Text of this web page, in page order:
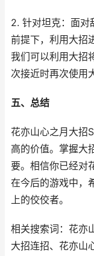
2. 针对坦克：面对
前提下，利用大招
我们可以利用大招
次接近时再次使用
五、总结
花亦山心之月大招
高的价值。掌握大
要。相信你已经对
在今后的游戏中，
上的佼佼者。
相关搜索词：花亦
大招连招、花亦山